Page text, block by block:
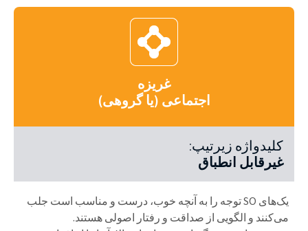
غریزه
اجتماعی (یا گروهی)
کلیدواژه زیرتیپ:
غیرقابل انطباق
یک‌های SO توجه را به آنچه خوب، درست و مناسب است جلب
می‌کنند و الگویی از صداقت و رفتار اصولی هستند.